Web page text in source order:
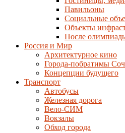
Павильоны
Социальные
Объекты
После
Россия и Мир
Архитектурное кино
Города-побратимы
Концепции будущего
Транспорт
Автобусы
Железная дорога
Вело-СИМ
Вокзалы
Обход города